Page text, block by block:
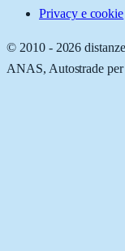
Privacy e cookie
© 2010 - 2026
ANAS, Autostrade